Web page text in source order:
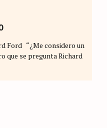
Ford “¿Me considero un
que se pregunta Richard